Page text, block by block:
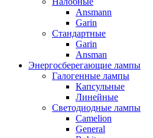
Ansmann
Garin
Стандартные
Garin
Ansman
Энергосберегающие лампы
Галогенные лампы
Капсульные
Линейные
Светодиодные лампы
Camelion
General